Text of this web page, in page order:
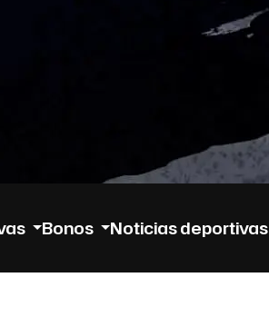
Bonos Noticias deportivas